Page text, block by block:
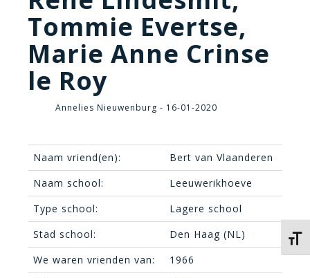
Tommie Evertse,
Marie Anne Crinse
le Roy
Annelies Nieuwenburg - 16-01-2020
Naam vriend(en):
Bert van Vlaanderen
Naam school:
Leeuwerikhoeve
Type school:
Lagere school
Stad school:
Den Haag (NL)
We waren vrienden van:
1966